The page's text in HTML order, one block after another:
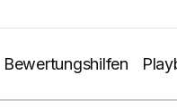
Bewertungshilfen